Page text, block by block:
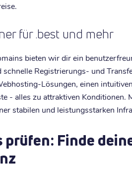
für .best und mehr
bieten wir dir ein
Registrierungs- und
Lösungen, einen
- alles zu attraktiven Konditionen.
stabilen und leistungsstarken
prüfen: Finde